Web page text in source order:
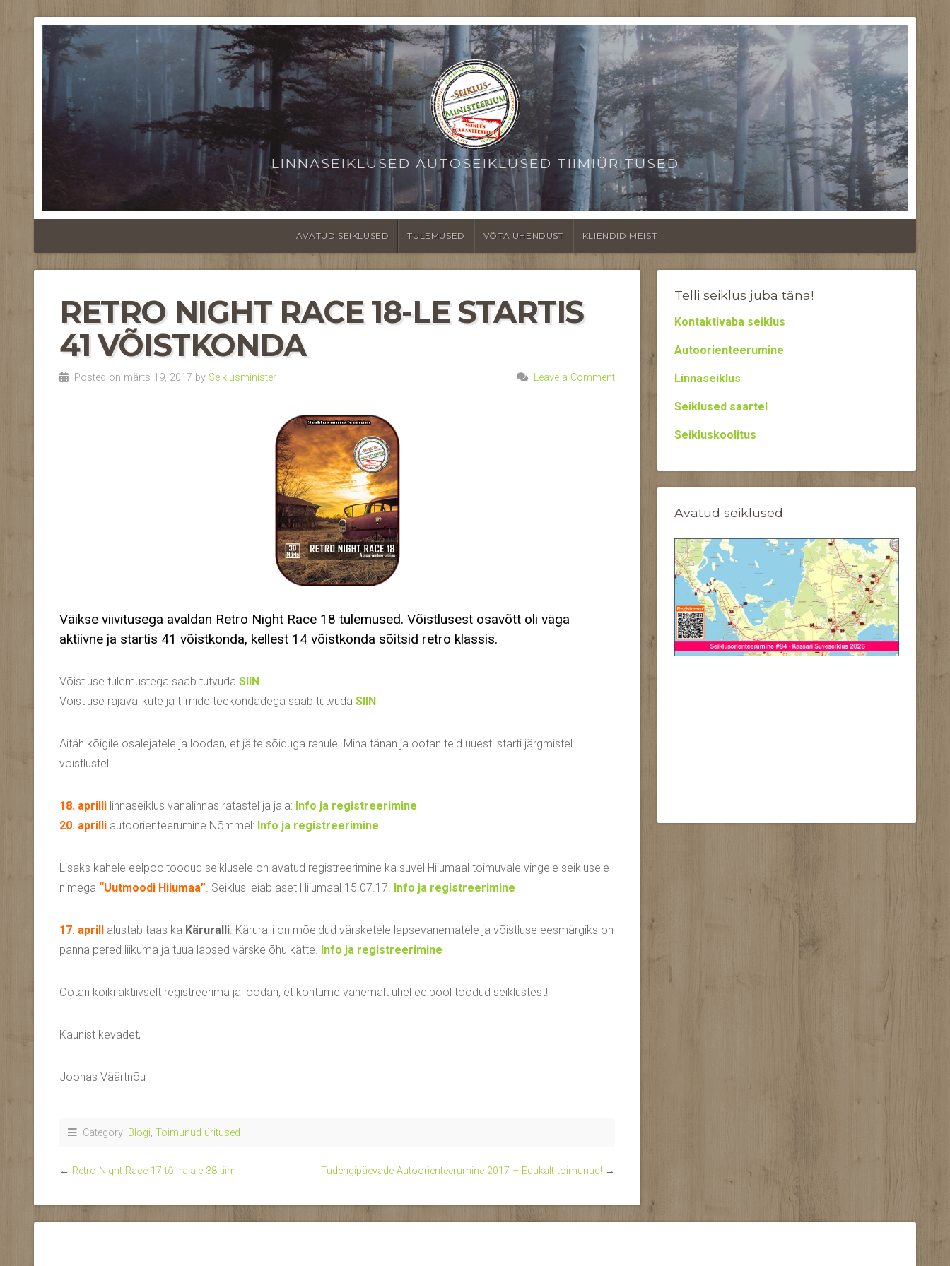
LINNASEIKLUSED AUTOSEIKLUSED TIIMIÜRITUSED
AVATUD SEIKLUSED TULEMUSED VÕTA ÜHENDUST KLIENDID MEIST
RETRO NIGHT RACE 18-LE STARTIS
41 VÕISTKONDA
Posted on märts 19, 2017 by Seiklusminister Leave a Comment
Väikse viivitusega avaldan Retro Night Race 18 tulemused. Võistlusest osavõtt oli väga
aktiivne ja startis 41 võistkonda, kellest 14 võistkonda sõitsid retro klassis.
Võistluse tulemustega saab tutvuda SIIN
Võistluse rajavalikute ja tiimide teekondadega saab tutvuda SIIN
Aitäh kõigile osalejatele ja loodan, et jäite sõiduga rahule. Mina tänan ja ootan teid uuesti starti järgmistel
võistlustel:
18. aprilli linnaseiklus vanalinnas ratastel ja jala: Info ja registreerimine
20. aprilli autoorienteerumine Nõmmel: Info ja registreerimine
Lisaks kahele eelpooltoodud seiklusele on avatud registreerimine ka suvel Hiiumaal toimuvale vingele seiklusele
nimega “Uutmoodi Hiiumaa”. Seiklus leiab aset Hiiumaal 15.07.17. Info ja registreerimine
17. aprill alustab taas ka Käruralli. Käruralli on mõeldud värsketele lapsevanematele ja võistluse eesmärgiks on
panna pered liikuma ja tuua lapsed värske õhu kätte. Info ja registreerimine
Ootan kõiki aktiivselt registreerima ja loodan, et kohtume vähemalt ühel eelpool toodud seiklustest!
Kaunist kevadet,
Joonas Väärtnõu
Category: Blogi, Toimunud üritused
← Retro Night Race 17 tõi rajale 38 tiimi Tudengipäevade Autoorienteerumine 2017 – Edukalt toimunud! →
Telli seiklus juba täna!
Kontaktivaba seiklus
Autoorienteerumine
Linnaseiklus
Seiklused saartel
Seikluskoolitus
Avatud seiklused